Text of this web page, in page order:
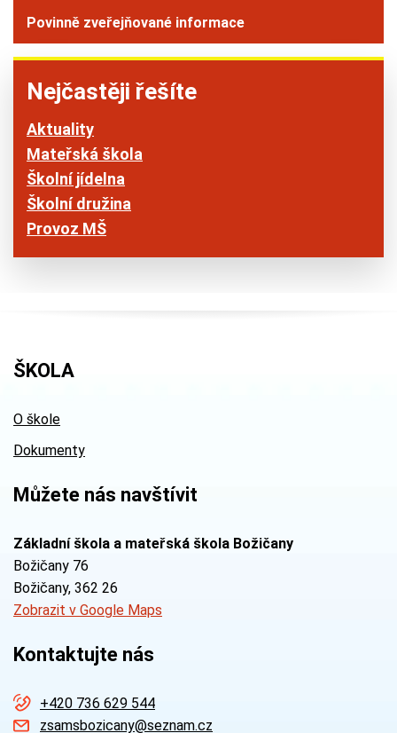
Povinně zveřejňované informace
Nejčastěji řešíte
Aktuality
Mateřská škola
Školní jídelna
Školní družina
Provoz MŠ
ŠKOLA
O škole
Dokumenty
Můžete nás navštívit
Základní škola a mateřská škola Božičany
Božičany 76
Božičany, 362 26
Zobrazit v Google Maps
Kontaktujte nás
+420 736 629 544
zsamsbozicany@seznam.cz